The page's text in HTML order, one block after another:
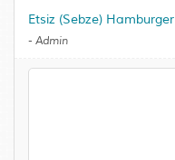
Etsiz (Sebze) Hamburger
- Admin